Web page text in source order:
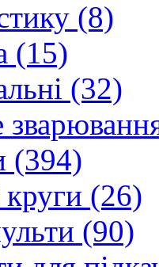
(8)
(15)
(32)
(394)
круги (26)
(90)